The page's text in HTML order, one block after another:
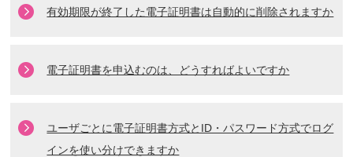
有効期限が終了した電子証明書は自動的に削除されますか
電子証明書を申込むのは、どうすればよいですか
ユーザごとに電子証明書方式とID・パスワード方式でログ
インを使い分けできますか